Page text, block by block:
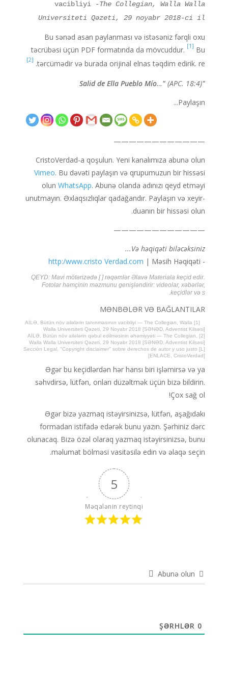
vacibliyi -The Collegian, Walla Walla
Universiteti Qəzeti, 29 noyabr 2018-ci il
Bu sənəd asan paylanması və istəsəniz fərqli oxu
təcrübəsi üçün PDF formatında da mövcuddur.
[1] Bu
tərcümədir və burada orijinal elnas təqdim edirik. re.
[2]
"Salid de Ella Pueblo Mío
…"(APC. 18:4)
Paylaşın...
————————————
CristoVerdad-a qoşulun. Yeni kanalımıza abunə olun
Vimeo. Bu dəvəti paylaşın və qrupumuzun bir hissəsi
olunWhatsApp. Abunə olanda adınızı qeyd etməyi
unutmayın. Əxlaqsızlıqlar qadağandır. Paylaşın və xeyir-
duanın bir hissəsi olun.
————————————
Və həqiqəti biləcəksiniz...
- Məsih Həqiqəti
|
http:/www.cristo Verdad.com
QEYD: Mavi mötərizədə [ ] rəqəmlər Əlavə Materiala keçid edir.
Fotolar həmçinin məzmunu genişləndirir: videolar, xəbərlər,
keçidlər və s.
MƏNBƏLƏR VƏ BAĞLANTILAR
[1] AİLƏ, Bütün növ ailələrin tanınmasının vacibliyi — The Collegian, Walla
Walla Universiteti Qəzeti, 29 Noyabr 2018 [SƏNƏD, Adventist Kilsəsi]
[2] AİLƏ, Bütün növ ailələrin qəbul edilməsinin əhəmiyyəti — The Collegian,
Walla Walla Universiteti Qəzeti, 29 Noyabr 2018 [SƏNƏD, Adventist Kilsəsi]
[L] Sección Legal, "Copyright disclaimer" sobre derechos de autor y uso justo
[ENLACE, CristoVerdad]
Əgər bu keçidlərdən hər hansı biri işləmirsə və ya
səhvdirsə, lütfən, onları düzəltmək üçün bizə bildirin.
Çox sağ ol!
Əgər bizə yazmaq istəyirsinizsə, lütfən, aşağıdakı
formadan istifadə edərək bunu yazın. Şərhiniz dərc
olunacaq. Bizə özəl olaraq yazmaq istəyirsinizsə, bunu
məlumat bölməsi vasitəsilə edin və əlaqə seçin.
5
Məqalənin reytinqi
Abunə olun
0